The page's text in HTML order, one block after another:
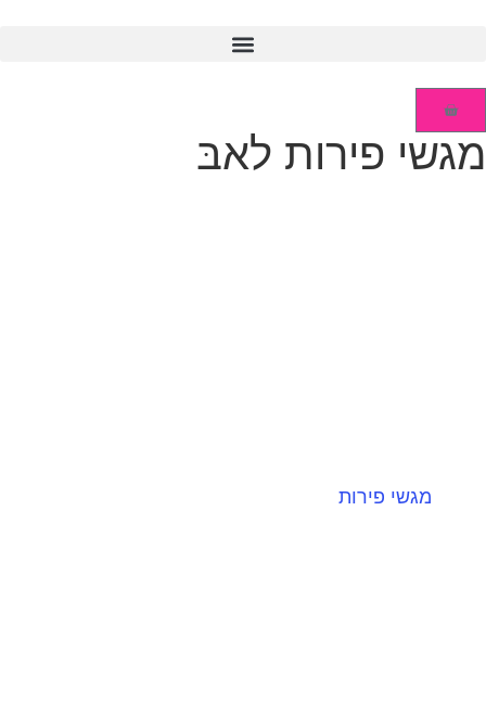
פירות לאבּ
מגשי פירות